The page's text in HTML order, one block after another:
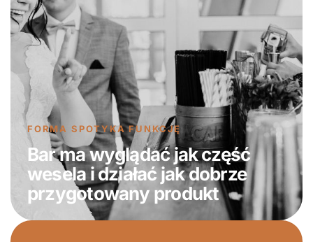
FORMA SPOTYKA FUNKCJĘ
Bar ma wyglądać jak część
wesela i działać jak dobrze
przygotowany produkt